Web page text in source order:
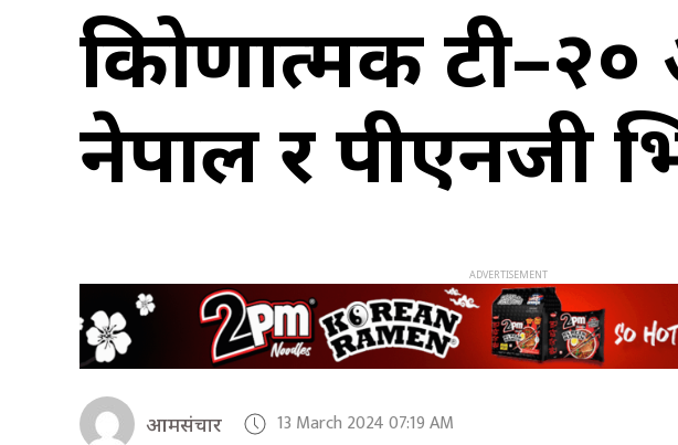
त्रिकोणात्मक टी–२०
नेपाल र पीएनजी
आमसंचार 13 March 2024 07:19 AM